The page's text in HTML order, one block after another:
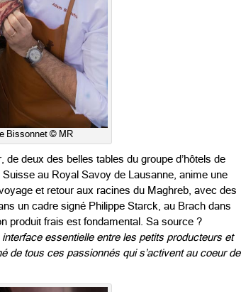
Bissonnet © MR
deux des belles tables du groupe d’hôtels de
au Royal Savoy de Lausanne, anime une
et retour aux racines du Maghreb, avec des
un cadre signé Philippe Starck, au Brach dans
produit frais est fondamental. Sa source ?
interface essentielle entre les petits producteurs et
de tous ces passionnés qui s’activent au coeur de